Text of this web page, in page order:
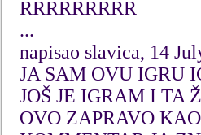
RRRRRRRRR
...
napisao slavica, 14
JA SAM OVU IGRU
JOŠ JE IGRAM I TA
OVO ZAPRAVO